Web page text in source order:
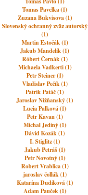
Tomas Pavelka (1)
Zuzana Bukvisova (1)
Slovenský ochranný zväz autorský
(1)
Martin Estočák (1)
Jakub Mandelík (1)
Róbert Černák (1)
Michaela Vadkerti (1)
Petr Steiner (1)
Vladislav Pečík (1)
Patrik Patáč (1)
Jaroslav Nižňanský (1)
Lucia Palková (1)
Petr Kavan (1)
Michal Jediný (1)
Dávid Kozák (1)
I. Stiglitz (1)
Jakub Petráš (1)
Petr Novotný (1)
Robert Vrablica (1)
jaroslav čollák (1)
Katarína Dudíková (1)
Adam Pauček (1)